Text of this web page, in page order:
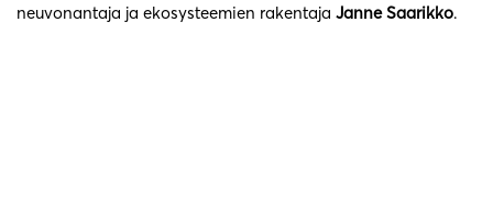
neuvonantaja ja ekosysteemien rakentaja Janne Saarikko.